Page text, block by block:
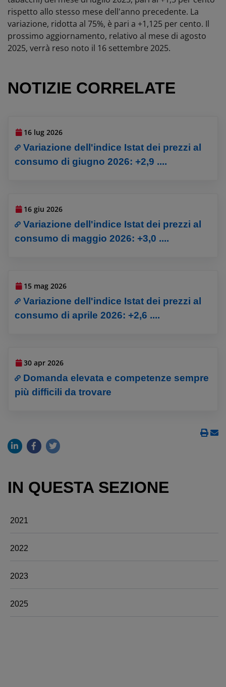
rispetto allo stesso mese dell'anno precedente. La
variazione, ridotta al 75%, è pari a +1,125 per cento. Il
prossimo aggiornamento, relativo al mese di agosto
2025, verrà reso noto il 16 settembre 2025.
NOTIZIE CORRELATE
16 lug 2026
Variazione dell'indice Istat dei prezzi al
consumo di giugno 2026: +2,9 ....
16 giu 2026
Variazione dell'indice Istat dei prezzi al
consumo di maggio 2026: +3,0 ....
15 mag 2026
Variazione dell'indice Istat dei prezzi al
consumo di aprile 2026: +2,6 ....
30 apr 2026
Domanda elevata e competenze sempre
più difficili da trovare
IN QUESTA SEZIONE
2021
2022
2023
2025